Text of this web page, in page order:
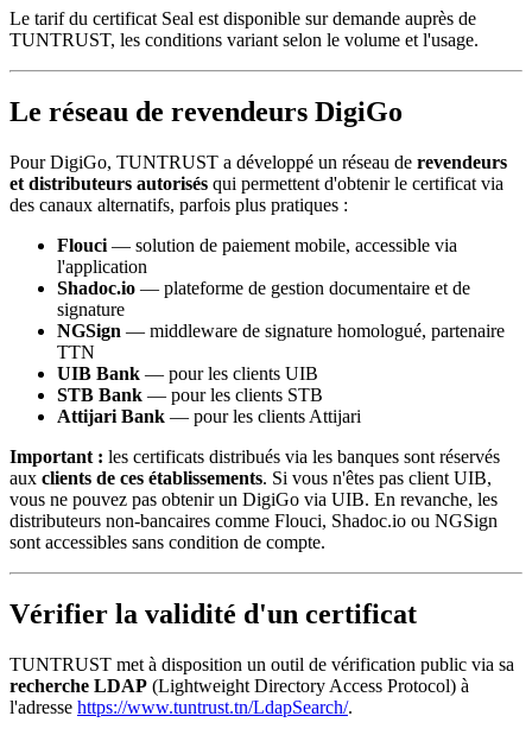
Le tarif du certificat Seal est disponible sur demande auprès de
TUNTRUST, les conditions variant selon le volume et l'usage.
Le réseau de revendeurs DigiGo
Pour DigiGo, TUNTRUST a développé un réseau de revendeurs
et distributeurs autorisés qui permettent d'obtenir le certificat via
des canaux alternatifs, parfois plus pratiques :
Flouci — solution de paiement mobile, accessible via
l'application
Shadoc.io — plateforme de gestion documentaire et de
signature
NGSign — middleware de signature homologué, partenaire
TTN
UIB Bank — pour les clients UIB
STB Bank — pour les clients STB
Attijari Bank — pour les clients Attijari
Important : les certificats distribués via les banques sont réservés
aux clients de ces établissements. Si vous n'êtes pas client UIB,
vous ne pouvez pas obtenir un DigiGo via UIB. En revanche, les
distributeurs non-bancaires comme Flouci, Shadoc.io ou NGSign
sont accessibles sans condition de compte.
Vérifier la validité d'un certificat
TUNTRUST met à disposition un outil de vérification public via sa
recherche LDAP (Lightweight Directory Access Protocol) à
l'adresse https://www.tuntrust.tn/LdapSearch/.